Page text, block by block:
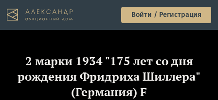
Войти / Регистрация
2 марки 1934 "175 лет со дня
рождения Фридриха Шиллера"
(Германия) F